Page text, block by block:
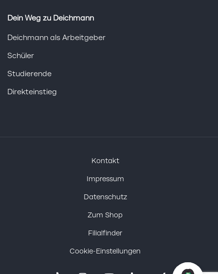
Dein Weg zu Deichmann
Deichmann als Arbeitgeber
Schüler
Studierende
Direkteinstieg
Kontakt
Impressum
Datenschutz
Zum Shop
Filialfinder
Cookie-Einstellungen